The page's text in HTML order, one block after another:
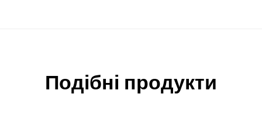
Подібні продукти